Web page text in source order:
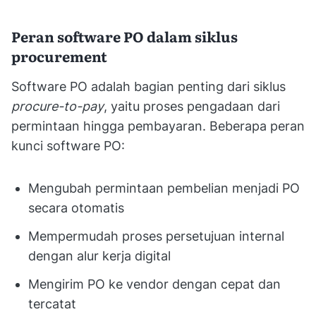
Peran software PO dalam siklus
procurement
Software PO adalah bagian penting dari siklus
procure-to-pay, yaitu proses pengadaan dari
permintaan hingga pembayaran. Beberapa peran
kunci software PO:
Mengubah permintaan pembelian menjadi PO
secara otomatis
Mempermudah proses persetujuan internal
dengan alur kerja digital
Mengirim PO ke vendor dengan cepat dan
tercatat